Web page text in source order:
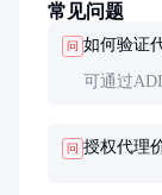
常见问题
问 如何验证
可通过
问 授权代理